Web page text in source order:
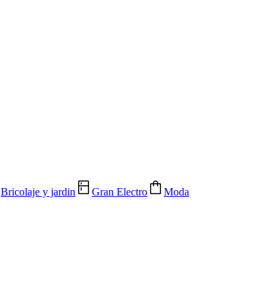
Bricolaje y jardin Gran Electro Moda